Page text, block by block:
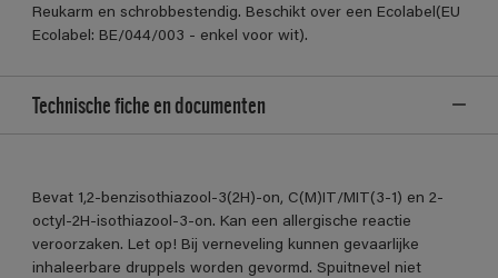
Reukarm en schrobbestendig. Beschikt over een Ecolabel(EU
Ecolabel: BE/044/003 - enkel voor wit).
Technische fiche en documenten
Bevat 1,2-benzisothiazool-3(2H)-on, C(M)IT/MIT(3-1) en 2-
octyl-2H-isothiazool-3-on. Kan een allergische reactie
veroorzaken. Let op! Bij verneveling kunnen gevaarlijke
inhaleerbare druppels worden gevormd. Spuitnevel niet